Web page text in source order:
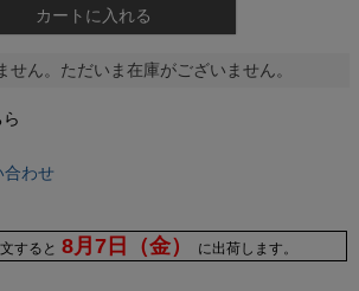
カートに入れる
せん。ただいま在庫がございません。
合わせ